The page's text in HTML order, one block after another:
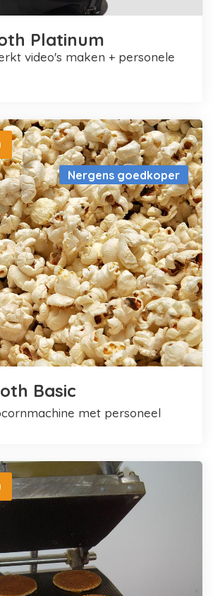
Platinum
Nergens goedkoper
Basic
met personeel